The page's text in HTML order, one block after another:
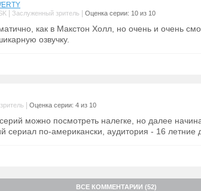
Заслуженный зритель Оценка серии: 10 из 10
как в Макстон Холл, но очень и очень
озвучку.
Оценка серии: 4 из 10
можно посмотреть налегке, но далее
сериал по-американски, аудитория - 16 летние
ВСЕ КОММЕНТАРИИ (52)